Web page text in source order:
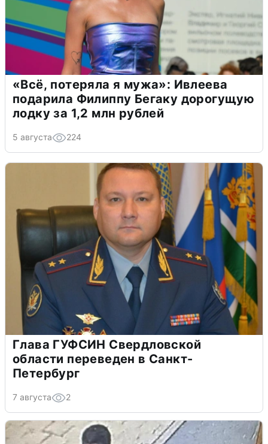
«Всё, потеряла я мужа»: Ивлеева
подарила Филиппу Бегаку дорогущую
лодку за 1,2 млн рублей
5 августа 224
Глава ГУФСИН Свердловской
области переведен в Санкт-
Петербург
7 августа 2